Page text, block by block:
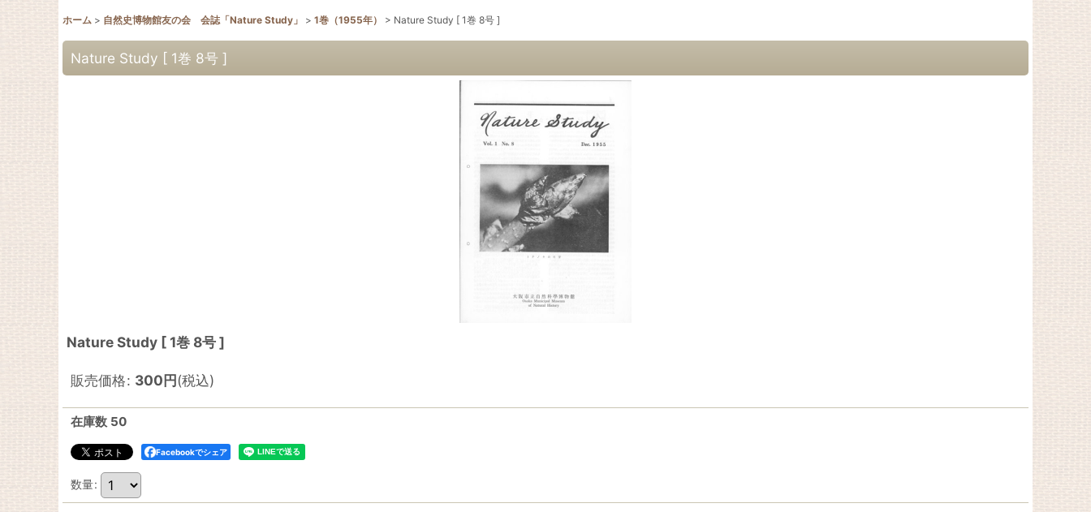
ホーム > 自然史博物館友の会 会誌「Nature Study」 > 1巻（1955年） > Nature Study [ 1巻 8号 ]
Nature Study [ 1巻 8号 ]
Nature Study [ 1巻 8号 ]
販売価格: 300円(税込)
在庫数 50
Facebookでシェア
数量: